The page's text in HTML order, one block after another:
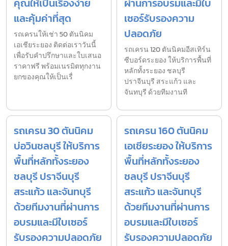
คุณให้เป็นเรื่องง่าย
และคุ้มค่าที่สุด
รถเครนให้เช่า 50 ตันนิคม
เอเชียระยอง ติดต่อเราวันนี้
เพื่อรับคำปรึกษาและใบเสนอ
ราคาฟรี พร้อมเนรมิตทุกงาน
ยกของคุณให้เป็นเรื่
ผ่านการอบรมและมีใบ
เซอร์รับรองความ
ปลอดภัย
รถเครน 120 ตันนิคมอีสเทิร์น
ซีบอร์ดระยอง ให้บริการพื้นที่
หลักทั้งระยอง ชลบุรี
ปราจีนบุรี สระแก้ว และ
จันทบุรี ด้วยทีมงานที
รถเครน 30 ตันนิคม
บ่อวินชลบุรี ให้บริการ
พื้นที่หลักทั้งระยอง
ชลบุรี ปราจีนบุรี
สระแก้ว และจันทบุรี
ด้วยทีมงานที่ผ่านการ
อบรมและมีใบเซอร์
รับรองความปลอดภัย
รถเครน 160 ตันนิคม
เอเชียระยอง ให้บริการ
พื้นที่หลักทั้งระยอง
ชลบุรี ปราจีนบุรี
สระแก้ว และจันทบุรี
ด้วยทีมงานที่ผ่านการ
อบรมและมีใบเซอร์
รับรองความปลอดภัย